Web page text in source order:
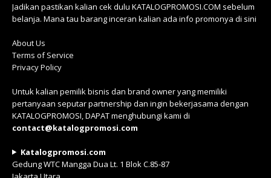
Jadikan pastikan kalian cek dulu KATALOGPROMOSI.COM sebelum
belanja. Mana tau barang inceran kalian ada info promonya di sini
About Us
Terms of Service
Privacy Policy
Untuk kalian pemilik bisnis dan brand owner yang memiliki
pertanyaan seputar partnership dan ingin bekerjasama dengan
KATALOGPROMOSI, DAPAT menghubungi kami di
contact@katalogpromosi.com
Katalogpromosi.com
Gedung WTC Mangga Dua Lt. 1 Blok C.85-87